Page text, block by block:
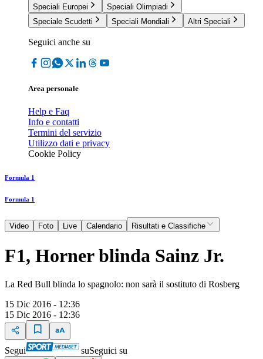
Speciali Europei
Speciali Olimpiadi
Speciale Scudetti
Speciali Mondiali Altri Speciali
Seguici anche su
Area personale
Help e Faq
Info e contatti
Termini del servizio
Utilizzo dati e privacy
Cookie Policy
Formula 1
Formula 1
Video Foto Live Calendario Risultati e Classifiche
F1, Horner blinda Sainz Jr.
La Red Bull blinda lo spagnolo: non sarà il sostituto di Rosberg
15 Dic 2016 - 12:36
15 Dic 2016 - 12:36
Segui suSeguici su